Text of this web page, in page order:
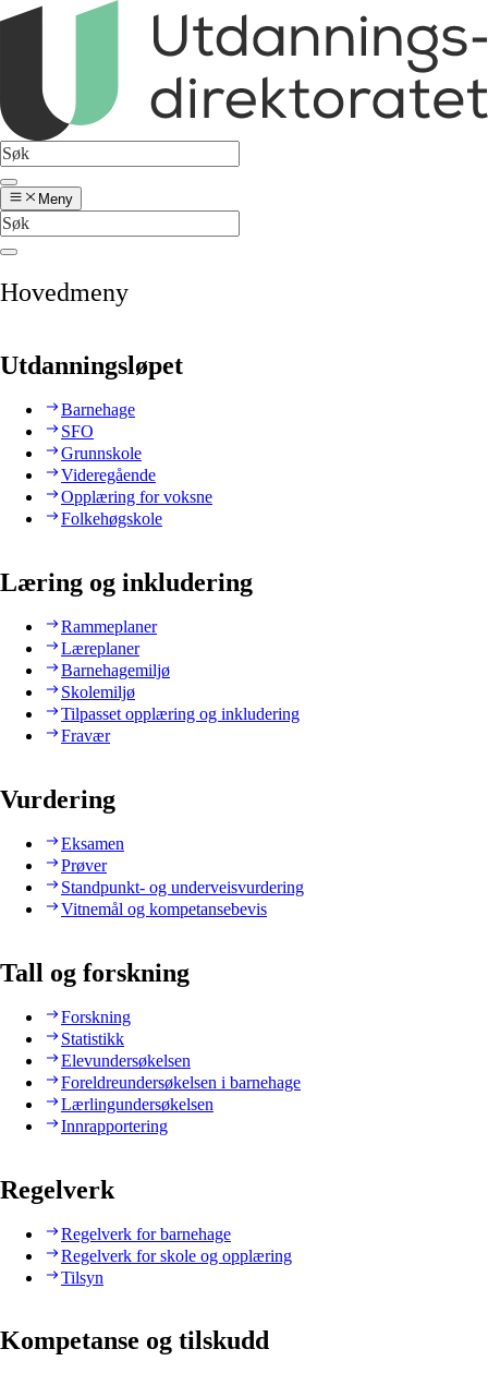
Meny
Hovedmeny
Utdanningsløpet
Barnehage
SFO
Grunnskole
Videregående
Opplæring for voksne
Folkehøgskole
Læring og inkludering
Rammeplaner
Læreplaner
Barnehagemiljø
Skolemiljø
Tilpasset opplæring og inkludering
Fravær
Vurdering
Eksamen
Prøver
Standpunkt- og underveisvurdering
Vitnemål og kompetansebevis
Tall og forskning
Forskning
Statistikk
Elevundersøkelsen
Foreldreundersøkelsen i barnehage
Lærlingundersøkelsen
Innrapportering
Regelverk
Regelverk for barnehage
Regelverk for skole og opplæring
Tilsyn
Kompetanse og tilskudd